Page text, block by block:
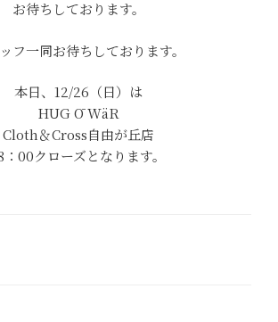
お待ちしております。
フ一同お待ちしております。
本日、12/26（日）は
HUG Ō WäR
Cloth＆Cross自由が丘店
：00クローズとなります。